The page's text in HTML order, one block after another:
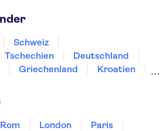
Schweiz
Tschechien
Deutschland
Griechenland
Kroatien
Rom London
Paris